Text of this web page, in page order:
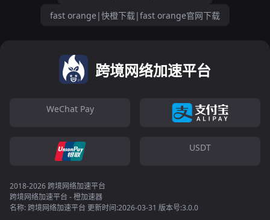
fast orange|快橙下载|fast orange官网下载
跨境网络加速平台
WeChat Pay
USDT
2018-2026 跨境网络加速平台
跨境网络加速平台 - 橙加速器
名称: 跨境网络加速平台 更新时间:2026-03-31 版本号:3.0.0